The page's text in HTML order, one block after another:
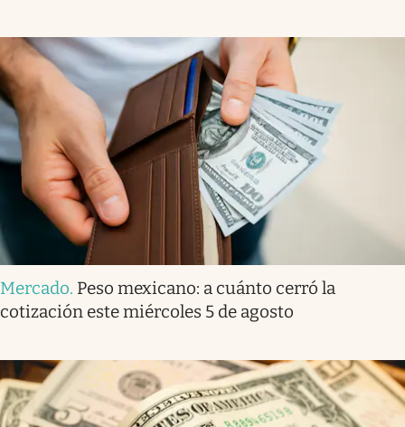
Mercado. Peso mexicano: a cuánto cerró la
cotización este miércoles 5 de agosto